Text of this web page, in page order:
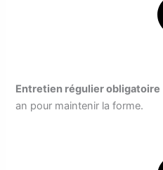
Entretien régulier obligatoire
an pour maintenir la forme.